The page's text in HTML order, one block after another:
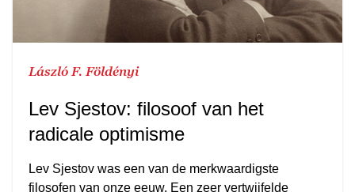
László F. Földényi
Lev Sjestov: filosoof van het
radicale optimisme
Lev Sjestov was een van de merkwaardigste
filosofen van onze eeuw. Een zeer vertwijfelde